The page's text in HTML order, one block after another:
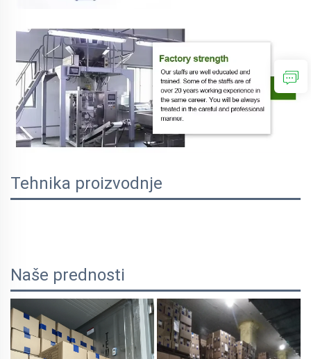
Tehnika proizvodnje
Naše prednosti